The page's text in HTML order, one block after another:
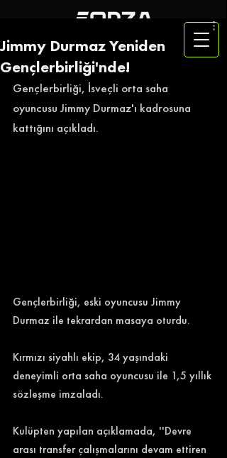
Jimmy Durmaz Yeniden
Gençlerbirliği'nde!
Gençlerbirliği, İsveçli orta saha
oyuncusu Jimmy Durmaz'ı kadrosuna
kattığını açıkladı.
Gençlerbirliği, eski oyuncusu Jimmy
Durmaz ile tekrardan masaya oturdu.
Kırmızı siyahlı ekip, 34 yaşındaki
deneyimli orta saha oyuncusu ile 1,5 yıllık
sözleşme imzaladı.
Kulüpten yapılan açıklamada, ''Devre
arası transfer çalışmalarını devam ettiren